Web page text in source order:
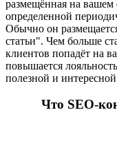
размещённая на вашем
определенной
Обычно он
статьи". Чем больше
клиентов попадёт на
повышается
полезной и
Что SEO-